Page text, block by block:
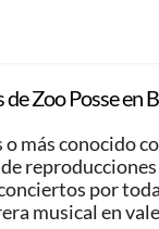
Zoo Posse en
más conocido
por
musical en